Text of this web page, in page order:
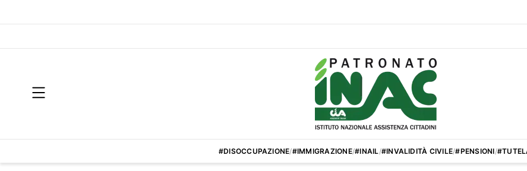
#DISOCCUPAZIONE/#IMMIGRAZIONE/#INAIL/#INVALIDITÀ CIVILE/#PENSIONI/